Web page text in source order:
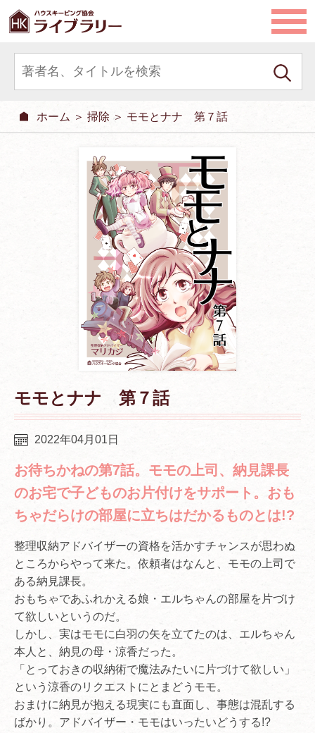
ホーム ＞ 掃除 ＞ モモとナナ 第７話
モモとナナ 第７話
2022年04月01日
お待ちかねの第7話。モモの上司、納見課長
のお宅で子どものお片付けをサポート。おも
ちゃだらけの部屋に立ちはだかるものとは!?
整理収納アドバイザーの資格を活かすチャンスが思わぬ
ところからやって来た。依頼者はなんと、モモの上司で
ある納見課長。
おもちゃであふれかえる娘・エルちゃんの部屋を片づけ
て欲しいというのだ。
しかし、実はモモに白羽の矢を立てたのは、エルちゃん
本人と、納見の母・涼香だった。
「とっておきの収納術で魔法みたいに片づけて欲しい」
という涼香のリクエストにとまどうモモ。
おまけに納見が抱える現実にも直面し、事態は混乱する
ばかり。アドバイザー・モモはいったいどうする!?